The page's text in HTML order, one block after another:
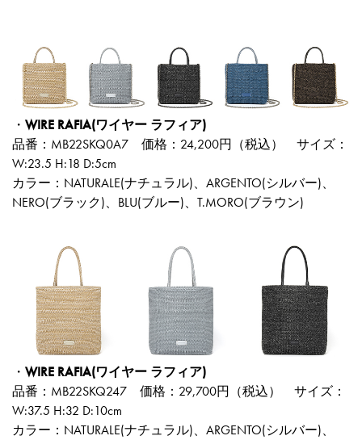
・ WIRE RAFIA(ワイヤー ラフィア)
品番：MB22SKQ0A7 価格：24,200円（税込） サイズ：
W:23.5 H:18 D:5cm
カラー：NATURALE(ナチュラル)、ARGENTO(シルバー)、
NERO(ブラック)、BLU(ブルー)、T.MORO(ブラウン)
・ WIRE RAFIA(ワイヤー ラフィア)
品番：MB22SKQ247 価格：29,700円（税込） サイズ：
W:37.5 H:32 D:10cm
カラー：NATURALE(ナチュラル)、ARGENTO(シルバー)、